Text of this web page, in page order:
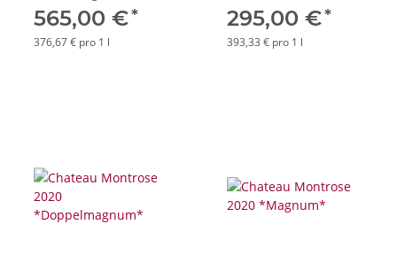
565,00 €*
376,67 € pro 1 l
295,00 €*
393,33 € pro 1 l